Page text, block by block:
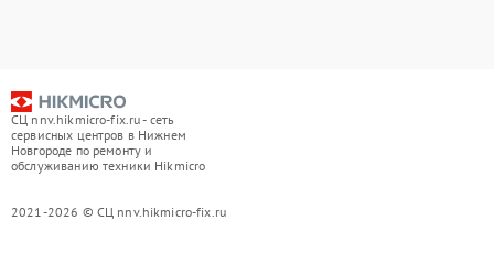
СЦ nnv.hikmicro-fix.ru - сеть
сервисных центров в Нижнем
Новгороде по ремонту и
обслуживанию техники Hikmicro
2021-2026 © СЦ nnv.hikmicro-fix.ru